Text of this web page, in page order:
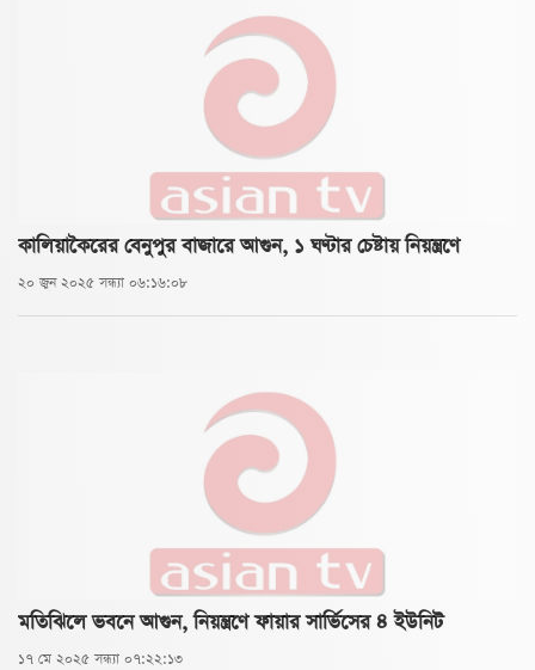
কালিয়াকৈরের বেনুপুর বাজারে আগুন, ১ ঘণ্টার চেষ্টায় নিয়ন্ত্রণে
২০ জুন ২০২৫ সন্ধ্যা ০৬:১৬:০৮
মতিঝিলে ভবনে আগুন, নিয়ন্ত্রণে ফায়ার সার্ভিসের ৪ ইউনিট
১৭ মে ২০২৫ সন্ধ্যা ০৭:২২:১৩